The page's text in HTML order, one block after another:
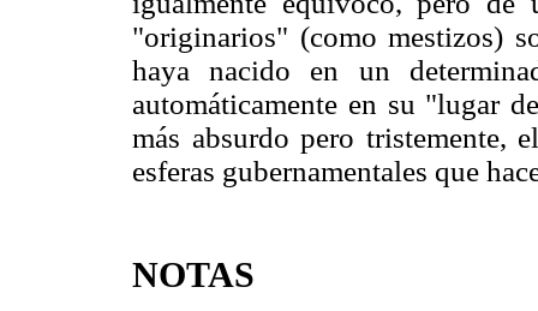
"originarios" (como mestizos)
haya nacido en un
automáticamente en su "lugar
más absurdo pero tristemente,
esferas gubernamentales que
NOTAS